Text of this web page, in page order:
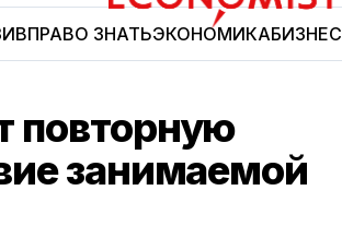
Economist.kg
ПРАВО ЗНАТЬЭКОНОМИКАБИЗНЕС
повторную
занимаемой